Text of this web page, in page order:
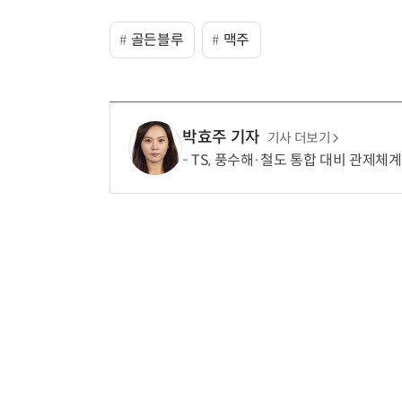
골든블루 맥주
박효주 기자 기사 더보기
TS, 풍수해·철도 통합 대비 관제체